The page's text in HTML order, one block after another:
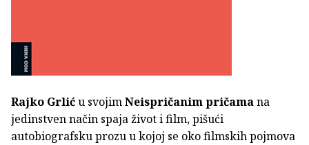
Rajko Grliću svojimNeispričanim pričamana
jedinstven način spaja život i film, pišući
autobiografsku prozu u kojoj se oko filmskih pojmova